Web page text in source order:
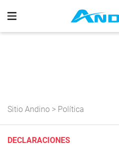
Sitio Andino > Política
DECLARACIONES